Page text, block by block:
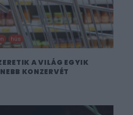
hús
A VILÁG EGYIK
KONZERVÉT